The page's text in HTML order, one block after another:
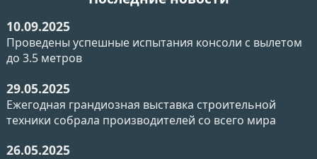
10.09.2025
Проведены успешные испытания консоли с вылетом
до 3.5 метров
29.05.2025
Ежегодная грандиозная выставка строительной
техники собрала производителей со всего мира
26.05.2025